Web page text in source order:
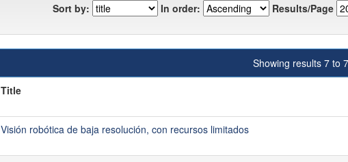
Sort by: In order: Results/Page
Showing results 7 to
Title
Visión robótica de baja resolución, con recursos limitados